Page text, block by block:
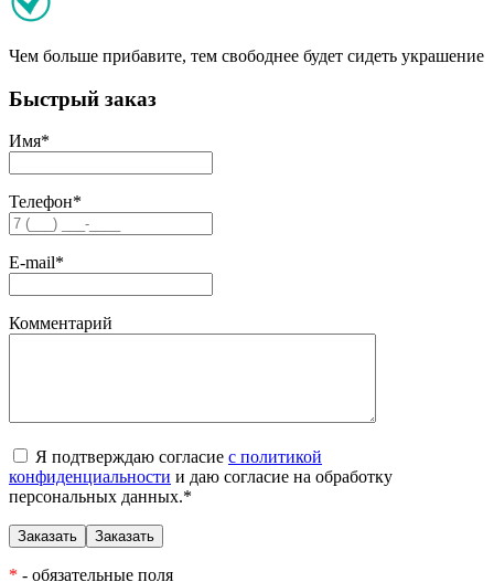
Чем больше прибавите, тем свободнее будет сидеть украшение
Быстрый заказ
Имя*
Телефон*
E-mail*
Комментарий
Я подтверждаю согласие с политикой
конфиденциальности и даю согласие на обработку
персональных данных.*
* - обязательные поля